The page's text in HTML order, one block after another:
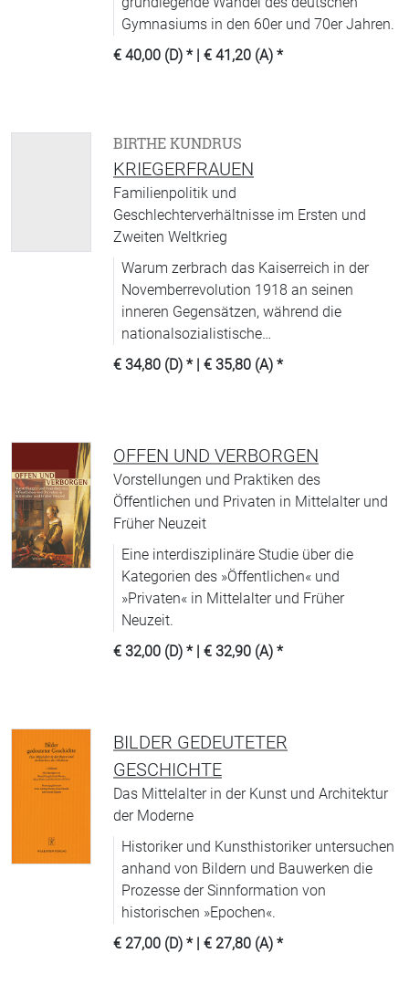
Gymnasiums in den 60er und 70er Jahren.
€ 40,00 (D) * | € 41,20 (A) *
BIRTHE KUNDRUS
KRIEGERFRAUEN
Familienpolitik und
Geschlechterverhältnisse im Ersten und
Zweiten Weltkrieg
Warum zerbrach das Kaiserreich in der
Novemberrevolution 1918 an seinen
inneren Gegensätzen, während die
nationalsozialistische
»Volksgemeinschaft« im Zweiten Weltkrieg
relativ intakt blieb?
€ 34,80 (D) * | € 35,80 (A) *
OFFEN UND VERBORGEN
Vorstellungen und Praktiken des
Öffentlichen und Privaten in Mittelalter und
Früher Neuzeit
Eine interdisziplinäre Studie über die
Kategorien des »Öffentlichen« und
»Privaten« in Mittelalter und Früher
Neuzeit.
€ 32,00 (D) * | € 32,90 (A) *
BILDER GEDEUTETER
GESCHICHTE
Das Mittelalter in der Kunst und Architektur
der Moderne
Historiker und Kunsthistoriker untersuchen
anhand von Bildern und Bauwerken die
Prozesse der Sinnformation von
historischen »Epochen«.
€ 27,00 (D) * | € 27,80 (A) *